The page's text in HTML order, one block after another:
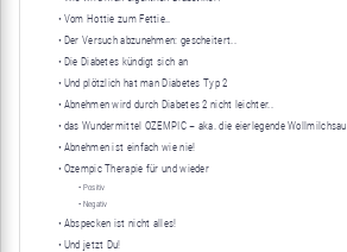
Vom Hottie zum Fettie..
Der Versuch abzunehmen: gescheitert..
Die Diabetes kündigt sich an
Und plötzlich hat man Diabetes Typ 2
Abnehmen wird durch Diabetes 2 nicht leichter..
das Wundermittel OZEMPIC – aka. die eierlegende Wollmilchsau..
Abnehmen ist einfach wie nie!
Ozempic Therapie für und wieder
Positiv
Negativ
Abspecken ist nicht alles!
Und jetzt Du!